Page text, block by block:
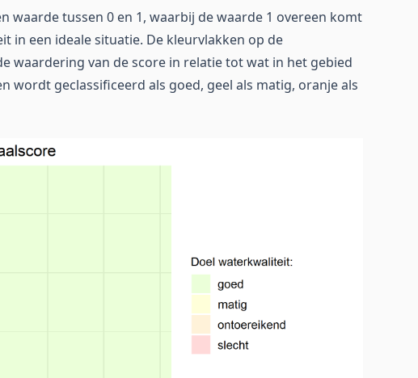
waarde tussen 0 en 1, waarbij de waarde 1 overeen komt
in een ideale situatie. De kleurvlakken op de
waardering van de score in relatie tot wat in het gebied
wordt geclassificeerd als goed, geel als matig, oranje als